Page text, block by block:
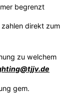
begrenzt
direkt zum
zu welchem
gem.